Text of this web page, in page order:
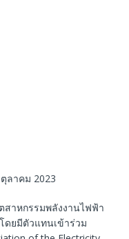
ลาคม 2023
สาหกรรมพลังงานไฟฟ้า
ดยมีตัวแทนเข้าร่วม